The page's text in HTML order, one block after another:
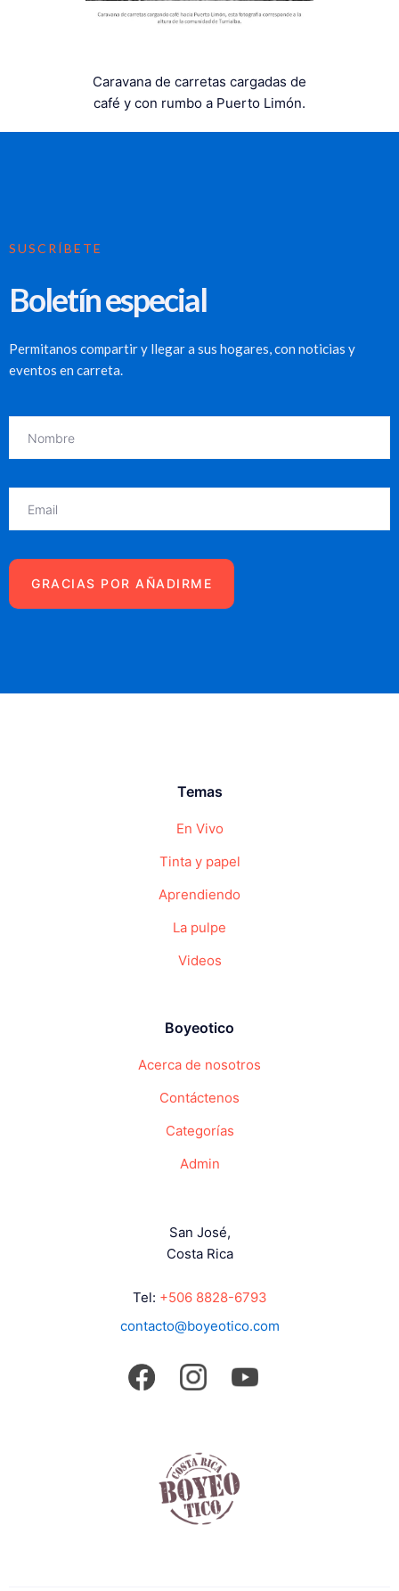
Caravana de carretas cargadas de
café y con rumbo a Puerto Limón.
SUSCRÍBETE
Boletín especial
Permitanos compartir y llegar a sus hogares, con noticias y
eventos en carreta.
Temas
En Vivo
Tinta y papel
Aprendiendo
La pulpe
Videos
Boyeotico
Acerca de nosotros
Contáctenos
Categorías
Admin
San José,
Costa Rica
Tel: +506 8828-6793
contacto@boyeotico.com